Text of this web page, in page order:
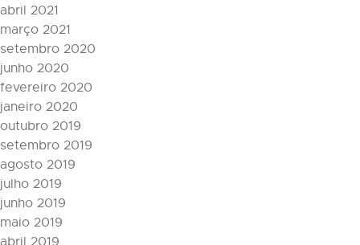
abril 2021
março 2021
setembro 2020
junho 2020
fevereiro 2020
janeiro 2020
outubro 2019
setembro 2019
agosto 2019
julho 2019
junho 2019
maio 2019
abril 2019